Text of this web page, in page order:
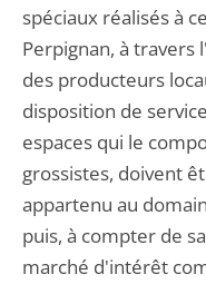
spéciaux réalisés à
Perpignan, à
des producteurs
disposition de
espaces qui le
grossistes, doivent
appartenu au
puis, à compter de
marché d'intérêt